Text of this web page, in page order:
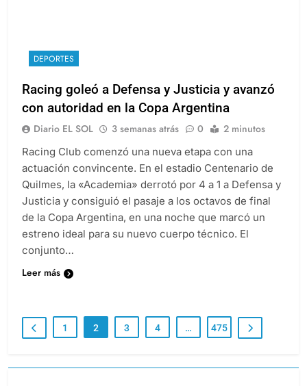
DEPORTES
Racing goleó a Defensa y Justicia y avanzó
con autoridad en la Copa Argentina
Diario EL SOL 3 semanas atrás 0 2 minutos
Racing Club comenzó una nueva etapa con una
actuación convincente. En el estadio Centenario de
Quilmes, la «Academia» derrotó por 4 a 1 a Defensa y
Justicia y consiguió el pasaje a los octavos de final
de la Copa Argentina, en una noche que marcó un
estreno ideal para su nuevo cuerpo técnico. El
conjunto…
Leer más
1 2 3 4 … 475